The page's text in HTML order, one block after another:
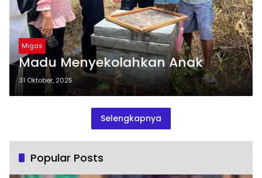
Migas
Madu Menyekolahkan Anak
31 Oktober, 2025
Selengkapnya
Popular Posts